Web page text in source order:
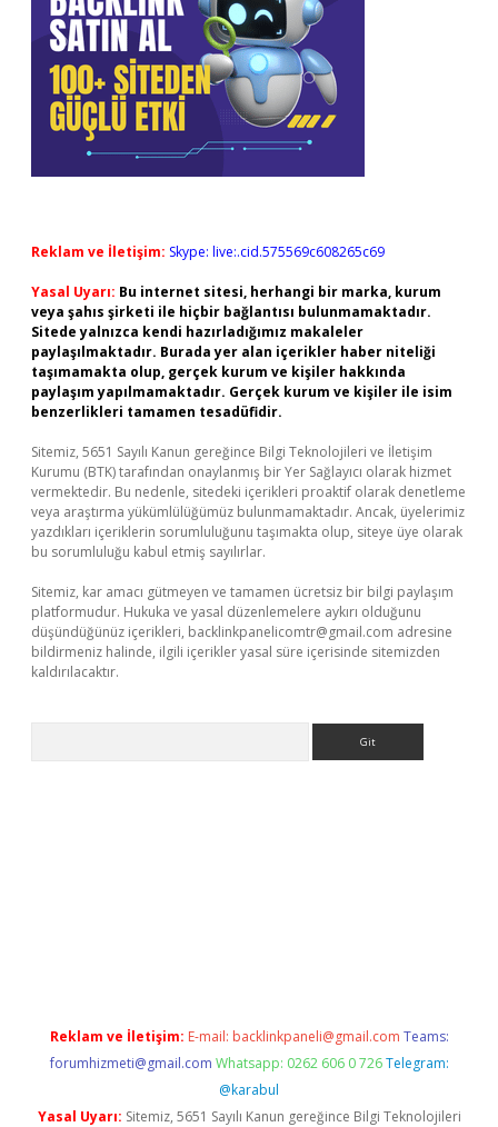
Reklam ve İletişim: Skype: live:.cid.575569c608265c69
Yasal Uyarı: Bu internet sitesi, herhangi bir marka, kurum
veya şahıs şirketi ile hiçbir bağlantısı bulunmamaktadır.
Sitede yalnızca kendi hazırladığımız makaleler
paylaşılmaktadır. Burada yer alan içerikler haber niteliği
taşımamakta olup, gerçek kurum ve kişiler hakkında
paylaşım yapılmamaktadır. Gerçek kurum ve kişiler ile isim
benzerlikleri tamamen tesadüfidir.
Sitemiz, 5651 Sayılı Kanun gereğince Bilgi Teknolojileri ve İletişim
Kurumu (BTK) tarafından onaylanmış bir Yer Sağlayıcı olarak hizmet
vermektedir. Bu nedenle, sitedeki içerikleri proaktif olarak denetleme
veya araştırma yükümlülüğümüz bulunmamaktadır. Ancak, üyelerimiz
yazdıkları içeriklerin sorumluluğunu taşımakta olup, siteye üye olarak
bu sorumluluğu kabul etmiş sayılırlar.
Sitemiz, kar amacı gütmeyen ve tamamen ücretsiz bir bilgi paylaşım
platformudur. Hukuka ve yasal düzenlemelere aykırı olduğunu
düşündüğünüz içerikleri, backlinkpanelicomtr@gmail.com adresine
bildirmeniz halinde, ilgili içerikler yasal süre içerisinde sitemizden
kaldırılacaktır.
Reklam ve İletişim: E-mail: backlinkpaneli@gmail.com Teams:
forumhizmeti@gmail.com Whatsapp: 0262 606 0 726 Telegram:
@karabul
Yasal Uyarı: Sitemiz, 5651 Sayılı Kanun gereğince Bilgi Teknolojileri